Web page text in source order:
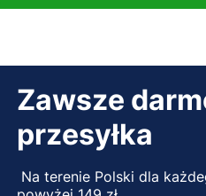
Zawsze
przesyłka
Na terenie Polski dla